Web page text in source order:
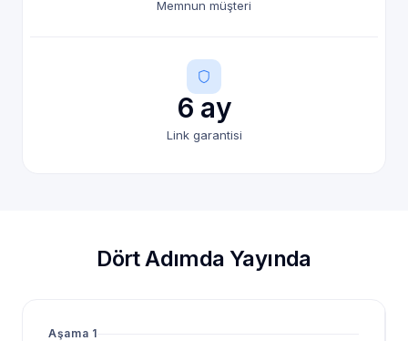
Memnun müşteri
6 ay
Link garantisi
Dört Adımda Yayında
Aşama 1